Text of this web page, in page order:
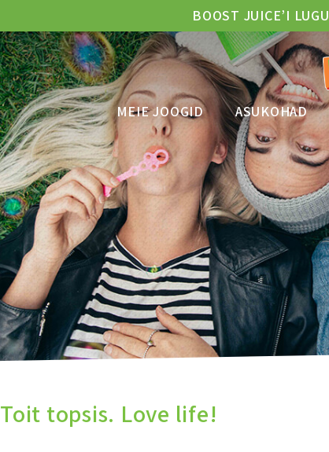
BOOST JUICE’I LUGU
MEIE JOOGID ASUKOHAD
Toit topsis. Love life!